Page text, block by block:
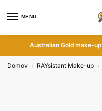
MENU
Australian Gold make-
Domov / RAYsistant Make-up /